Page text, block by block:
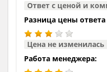
Ответ с ценой и
Разница цены
Цена не изменилась
Работа менеджера: